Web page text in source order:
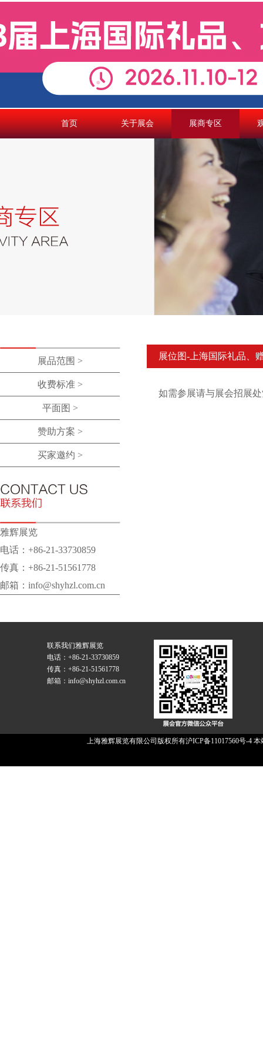
首页 关于展会 展商专区
展品范围 >
收费标准 >
平面图 >
赞助方案 >
买家邀约 >
雅辉展览
电话：+86-21-33730859
传真：+86-21-51561778
邮箱：info@shyhzl.com.cn
展位图-上海国际礼品、
如需参展请与展会招展
联系我们雅辉展览
电话：+86-21-33730859
传真：+86-21-51561778
邮箱：info@shyhzl.com.cn
上海雅辉展览有限公司版权所有沪ICP备11017560号-4 本